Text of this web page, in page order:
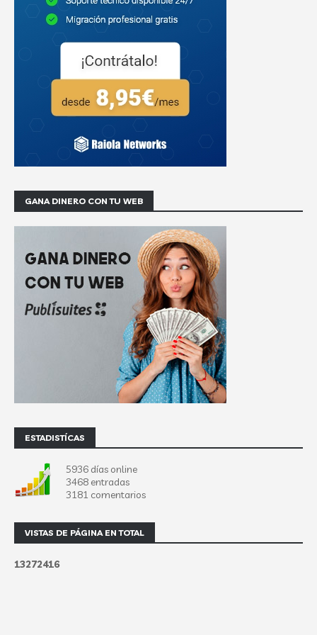
GANA DINERO CON TU WEB
ESTADISTÍCAS
5936 días online
3468 entradas
3181 comentarios
VISTAS DE PÁGINA EN TOTAL
13272416